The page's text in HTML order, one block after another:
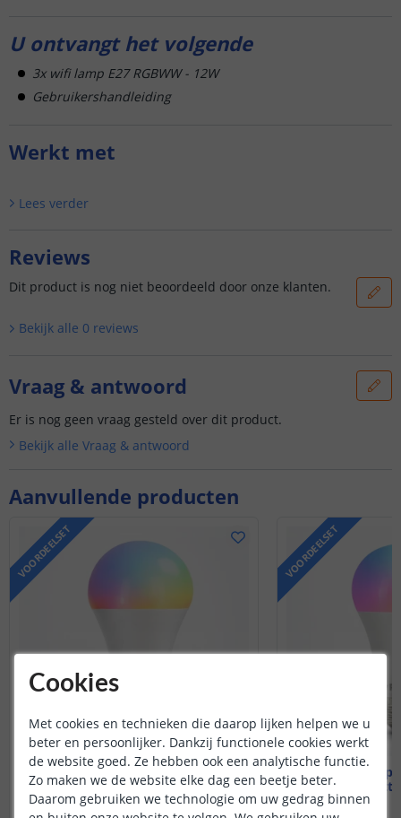
U ontvangt het volgende
3x wifi lamp E27 RGBWW - 12W
Gebruikershandleiding
Werkt met
Lees verder
Aanvullende producten
VOORDEELSET
Wifi lamp - E27 fitting
9 watt - RGBWW
VOORDEELSET
Wifi lamp
12 watt
Reviews
Dit product is nog niet beoordeeld door onze klanten.
Bekijk alle 0 reviews
Vraag & antwoord
Er is nog geen vraag gesteld over dit product.
Bekijk alle Vraag & antwoord
Cookies
Met cookies en technieken die daarop lijken helpen we u
beter en persoonlijker. Dankzij functionele cookies werkt
de website goed. Ze hebben ook een analytische functie.
Zo maken we de website elke dag een beetje beter.
Daarom gebruiken we technologie om uw gedrag binnen